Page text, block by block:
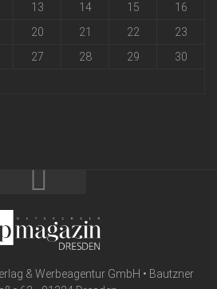
13 14 15
16
20 21 22
23
27 28 29
30
& Werbeagentur GmbH • Bautzner